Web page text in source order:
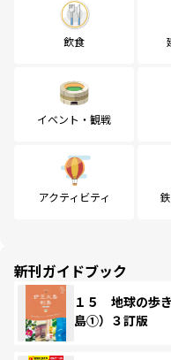
飲食
イベント・観戦
アクティビティ
新刊ガイドブック
１５ 地球の歩
島①）３訂版